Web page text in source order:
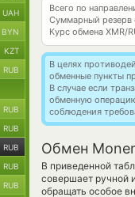
Всего по
Суммарный резерв
Курс обмена XMR/
В целях
обменные пункты
В случае если
обменную
соблюдения
Обмен
В приведенной
совершает ручной
обращать особое
UAH
BYN
KZT
RUB
RUB
RUB
RUB
RUB
RUB